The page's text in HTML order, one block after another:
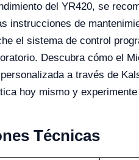
del YR420, se
instrucciones de
el sistema de control
Descubra cómo el
a través de
hoy mismo y
Técnicas